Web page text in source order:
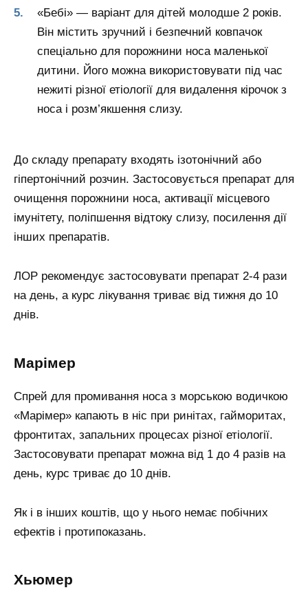
«Бебі» — варіант для дітей молодше 2 років.
Він містить зручний і безпечний ковпачок
спеціально для порожнини носа маленької
дитини. Його можна використовувати під час
нежиті різної етіології для видалення кірочок з
носа і розм’якшення слизу.
До складу препарату входять ізотонічний або
гіпертонічний розчин. Застосовується препарат для
очищення порожнини носа, активації місцевого
імунітету, поліпшення відтоку слизу, посилення дії
інших препаратів.
ЛОР рекомендує застосовувати препарат 2-4 рази
на день, а курс лікування триває від тижня до 10
днів.
Марімер
Спрей для промивання носа з морською водичкою
«Марімер» капають в ніс при ринітах, гайморитах,
фронтитах, запальних процесах різної етіології.
Застосовувати препарат можна від 1 до 4 разів на
день, курс триває до 10 днів.
Як і в інших коштів, що у нього немає побічних
ефектів і протипоказань.
Хьюмер